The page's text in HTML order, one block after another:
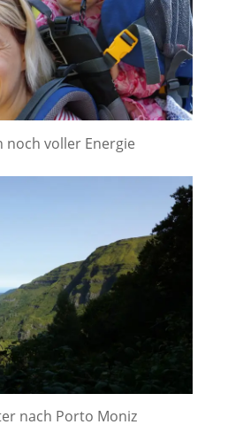
noch voller Energie
nach Porto Moniz